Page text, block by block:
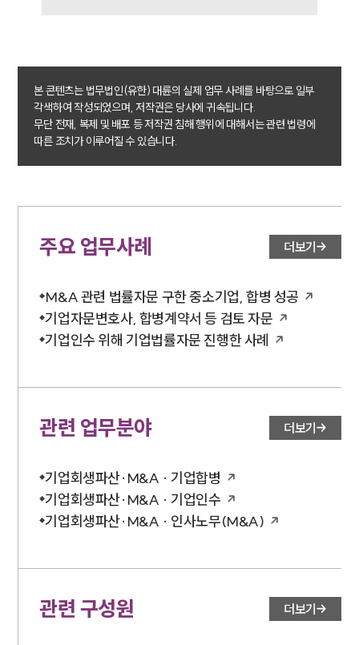
소식/자료
언론보도
공지사항
법률 블로그
법률서식
세미나
대륜법률상담예약
대륜법률상담예약
본 콘텐츠는 법무법인(유한) 대륜의 실제 업무 사례를 바탕으로 일부
각색하여 작성되었으며, 저작권은 당사에 귀속됩니다.
무단 전재, 복제 및 배포 등 저작권 침해 행위에 대해서는 관련 법령에
따른 조치가 이루어질 수 있습니다.
주요 업무사례 더보기
M&A 관련 법률자문 구한 중소기업, 합병 성공
기업자문변호사, 합병계약서 등 검토 자문
기업인수 위해 기업법률자문 진행한 사례
관련 업무분야 더보기
기업회생파산·M&A · 기업합병
기업회생파산·M&A · 기업인수
기업회생파산·M&A · 인사노무(M&A)
관련 구성원 더보기